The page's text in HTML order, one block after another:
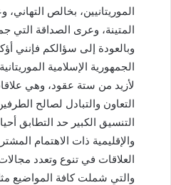
الموريتانيين، بخالص التهاني،
المتينة، وعرى الصداقة التي
وبالعودة إلى سؤالكم فإنني
الجمهورية الإسلامية
لأزيد من ستة عقود، وهي
التعاون والتبادل لصالح
التنسيق الكبير حد التطابق
والإقليمية ذات الاهتمام
العلاقات في تنوع وتعدد
والتي شملت كافة المواضيع